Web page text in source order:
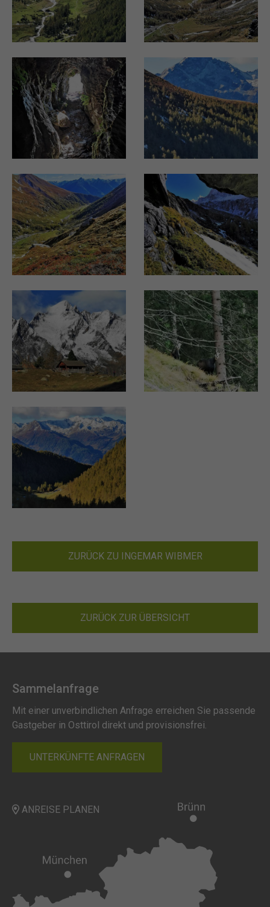
ZURÜCK ZU INGEMAR WIBMER
ZURÜCK ZUR ÜBERSICHT
Sammelanfrage
Mit einer unverbindlichen Anfrage erreichen Sie passende
Gastgeber in Osttirol direkt und provisionsfrei.
UNTERKÜNFTE ANFRAGEN
ANREISE PLANEN